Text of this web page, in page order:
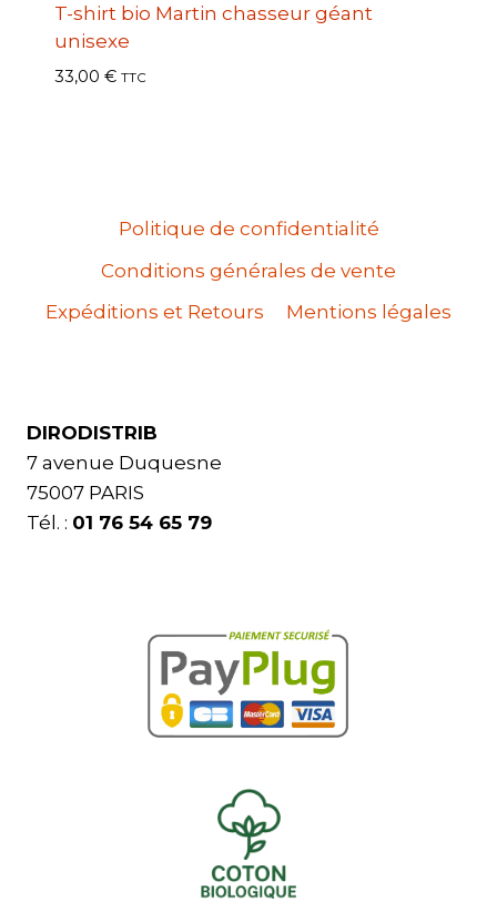
T-shirt bio Martin chasseur géant
unisexe
33,00 € TTC
Politique de confidentialité
Conditions générales de vente
Expéditions et Retours
Mentions légales
DIRODISTRIB
7 avenue Duquesne
75007 PARIS
Tél. : 01 76 54 65 79